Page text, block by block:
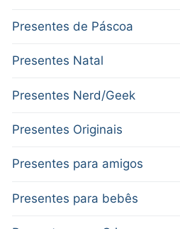
Presentes de Páscoa
Presentes Natal
Presentes Nerd/Geek
Presentes Originais
Presentes para amigos
Presentes para bebês